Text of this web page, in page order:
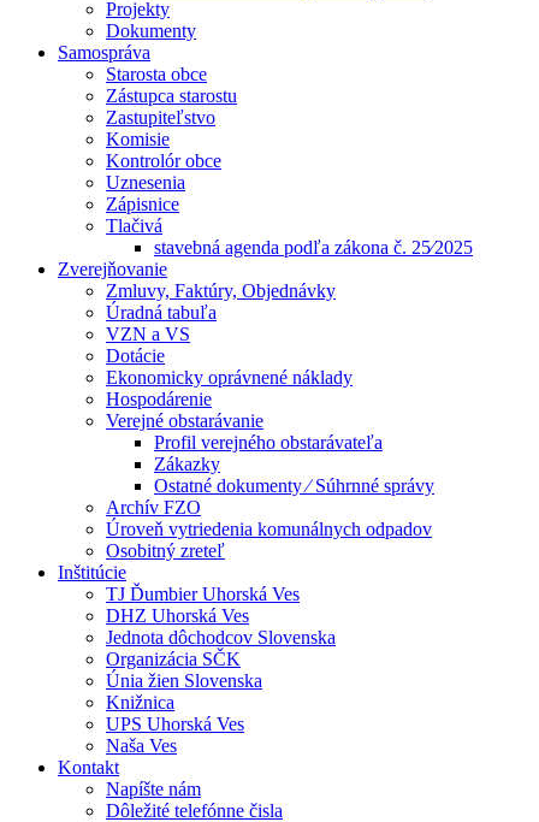
Projekty
Dokumenty
Samospráva
Starosta obce
Zástupca starostu
Zastupiteľstvo
Komisie
Kontrolór obce
Uznesenia
Zápisnice
Tlačivá
stavebná agenda podľa zákona č. 25⁄2025
Zverejňovanie
Zmluvy, Faktúry, Objednávky
Úradná tabuľa
VZN a VS
Dotácie
Ekonomicky oprávnené náklady
Hospodárenie
Verejné obstarávanie
Profil verejného obstarávateľa
Zákazky
Ostatné dokumenty ⁄ Súhrnné správy
Archív FZO
Úroveň vytriedenia komunálnych odpadov
Osobitný zreteľ
Inštitúcie
TJ Ďumbier Uhorská Ves
DHZ Uhorská Ves
Jednota dôchodcov Slovenska
Organizácia SČK
Únia žien Slovenska
Knižnica
UPS Uhorská Ves
Naša Ves
Kontakt
Napíšte nám
Dôležité telefónne čisla